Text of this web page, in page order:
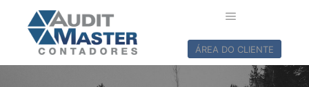
ÁREA DO CLIENTE